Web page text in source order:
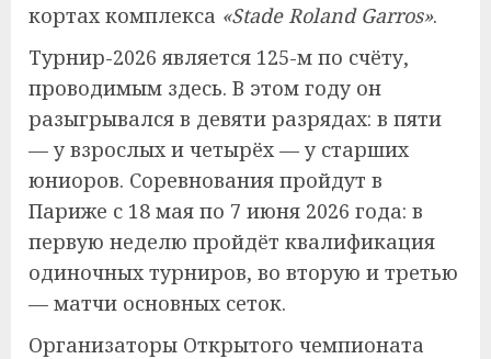
кортах комплекса «Stade Roland Garros».
Турнир-2026 является 125-м по счёту,
проводимым здесь. В этом году он
разыгрывался в девяти разрядах: в пяти
— у взрослых и четырёх — у старших
юниоров. Соревнования пройдут в
Париже с 18 мая по 7 июня 2026 года: в
первую неделю пройдёт квалификация
одиночных турниров, во вторую и третью
— матчи основных сеток.
Организаторы Открытого чемпионата